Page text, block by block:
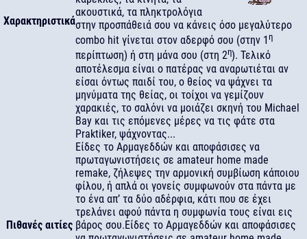
Χαρακτηριστικά
ακουστικά, τα πληκτρολόγια
στην προσπάθειά σου να κάνεις όσο μεγαλύτερο
combo hit γίνεται στον αδερφό σου (στην 1 η
περίπτωση) ή στη μάνα σου (στη 2η). Τελικό
αποτέλεσμα είναι ο πατέρας να αναρωτιέται αν
είσαι όντως παιδί του, ο θείος να ψάχνει τα
μηνύματα της θείας, οι τοίχοι να γεμίζουν
χαρακιές, το σαλόνι να μοιάζει σκηνή του Michael
Bay και τις επόμενες μέρες να τις φάτε στα
Praktiker, ψάχνοντας...
Πιθανές αιτίες
Είδες το Αρμαγεδδών και αποφάσισες να
πρωταγωνιστήσεις σε amateur home made
remake, ζήλεψες την αρμονική συμβίωση κάποιου
φίλου, ή απλά οι γονείς συμφωνούν στα πάντα με
το ένα απ’ τα δύο αδέρφια, κάτι που σε έχει
τρελάνει αφού πάντα η συμφωνία τους είναι εις
βάρος σου.Είδες το Αρμαγεδδών και αποφάσισες